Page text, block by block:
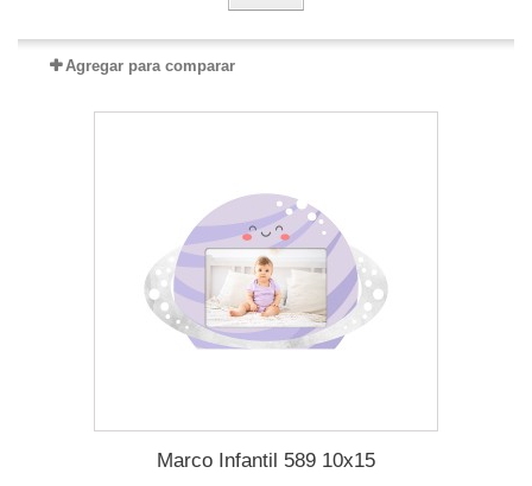
Agregar para comparar
Marco Infantil 589 10x15